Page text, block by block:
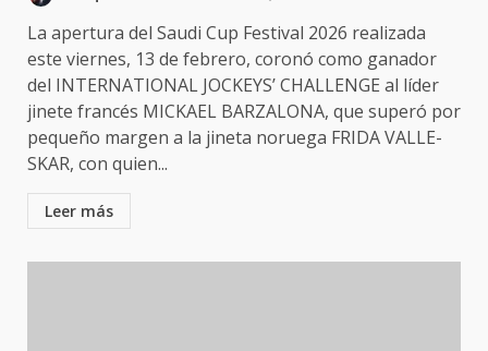
La apertura del Saudi Cup Festival 2026 realizada
este viernes, 13 de febrero, coronó como ganador
del INTERNATIONAL JOCKEYS’ CHALLENGE al líder
jinete francés MICKAEL BARZALONA, que superó por
pequeño margen a la jineta noruega FRIDA VALLE-
SKAR, con quien...
Leer más